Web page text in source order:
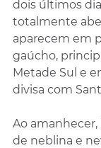
dois últimos
totalmente
aparecem em
gaúcho,
Metade Sul e
divisa com
Ao amanhecer,
de neblina e